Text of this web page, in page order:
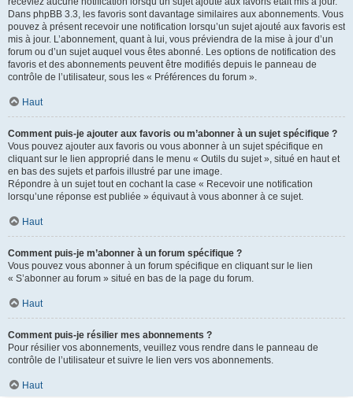
Dans phpBB 3.3, les favoris sont davantage similaires aux abonnements. Vous
pouvez à présent recevoir une notification lorsqu’un sujet ajouté aux favoris est
mis à jour. L’abonnement, quant à lui, vous préviendra de la mise à jour d’un
forum ou d’un sujet auquel vous êtes abonné. Les options de notification des
favoris et des abonnements peuvent être modifiés depuis le panneau de
contrôle de l’utilisateur, sous les « Préférences du forum ».
Haut
Comment puis-je ajouter aux favoris ou m’abonner à un sujet spécifique ?
Vous pouvez ajouter aux favoris ou vous abonner à un sujet spécifique en
cliquant sur le lien approprié dans le menu « Outils du sujet », situé en haut et
en bas des sujets et parfois illustré par une image.
Répondre à un sujet tout en cochant la case « Recevoir une notification
lorsqu’une réponse est publiée » équivaut à vous abonner à ce sujet.
Haut
Comment puis-je m’abonner à un forum spécifique ?
Vous pouvez vous abonner à un forum spécifique en cliquant sur le lien
« S’abonner au forum » situé en bas de la page du forum.
Haut
Comment puis-je résilier mes abonnements ?
Pour résilier vos abonnements, veuillez vous rendre dans le panneau de
contrôle de l’utilisateur et suivre le lien vers vos abonnements.
Haut